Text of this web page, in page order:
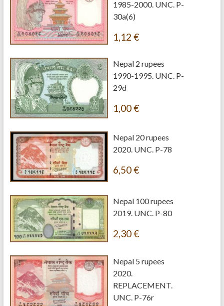
1985-2000. UNC. P-
30a(6)
1,12 €
Nepal 2 rupees
1990-1995. UNC. P-
29d
1,00€
Nepal 20 rupees
2020. UNC. P-78
6,50€
Nepal 100 rupees
2019. UNC. P-80
2,30€
Nepal 5 rupees
2020.
REPLACEMENT.
UNC. P-76r